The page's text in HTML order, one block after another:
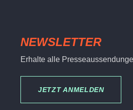
NEWSLETTER
Erhalte alle
JETZT ANMELDEN